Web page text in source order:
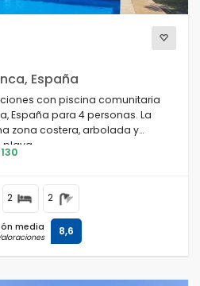
España
con piscina comunitaria
España para 4 personas. La
zona costera, arbolada y
2 2
media 8,6